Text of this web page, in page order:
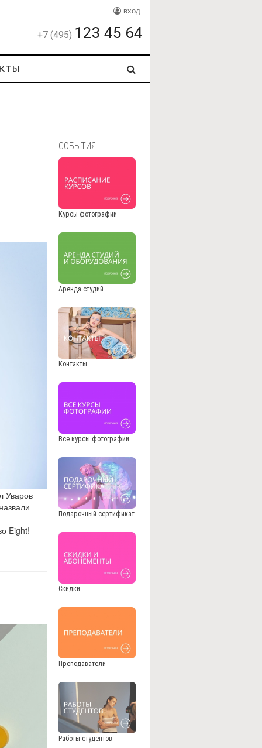
вход
+7 (495) 123 45 64
Уваров
Eight!
СОБЫТИЯ
Курсы фотографии
Аренда студий
Контакты
Все курсы фотографии
Подарочный сертификат
Скидки
Преподаватели
Работы студентов